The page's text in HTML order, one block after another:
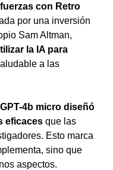
con Retro
por una inversión
Sam Altman,
la IA para
a las
GPT-4b micro diseñó
eficaces que las
Esto marca
sino que
aspectos.